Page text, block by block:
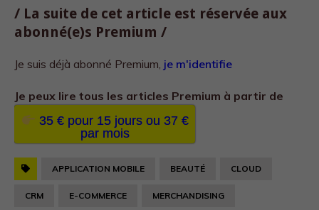
/ La suite de cet article est réservée aux
abonné(e)s Premium /
Je suis déjà abonné Premium, je m'identifie
Je peux lire tous les articles Premium à partir de
35 € pour 15 jours ou 37 €
par mois
APPLICATION MOBILE BEAUTÉ CLOUD
CRM E-COMMERCE MERCHANDISING